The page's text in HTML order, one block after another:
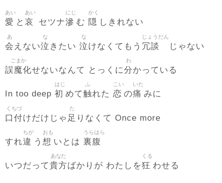
愛
あい
と 哀
あい
セツナ滲
にじ
む 隠
かく
しきれない
会
あ
えない泣
な
きたい 泣
な
けなくてもう 冗談
じょうだん
じゃない
誤魔化
ごまか
せないなんて とっくに分
わ
かっている
In too deep 初
はじ
めて触
ふ
れた 恋
こい
の痛
いた
みに
口付
くちづ
けだけじゃ 足
た
りなくて Once more
すれ違
ちが
う 想
おも
いとは 裏腹
うらはら
いつだって貴方
あなた
ばかりが わたしを狂
くる
わせる